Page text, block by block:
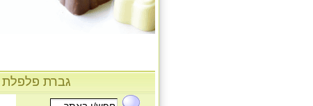
גברת פלפלת